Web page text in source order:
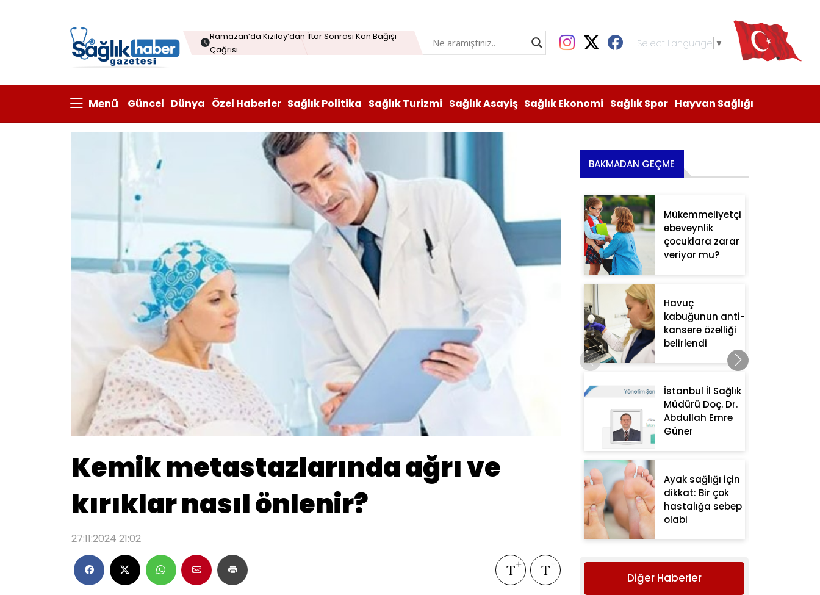
Ramazan’da Kızılay’dan İftar Sonrası Kan Bağışı
Çağrısı
Select Language ▼
Menü Güncel Dünya Özel Haberler Sağlık Politika Sağlık Turizmi Sağlık Asayiş Sağlık Ekonomi Sağlık Spor Hayvan Sağlığı
Kemik metastazlarında ağrı ve
kırıklar nasıl önlenir?
27:11:2024 21:02
BAKMADAN GEÇME
Mükemmeliyetçi
ebeveynlik
çocuklara zarar
veriyor mu?
Havuç
kabuğunun anti-
kansere özelliği
belirlendi
İstanbul İl Sağlık
Müdürü Doç. Dr.
Abdullah Emre
Güner
Ayak sağlığı için
dikkat: Bir çok
hastalığa sebep
olabi
Diğer Haberler